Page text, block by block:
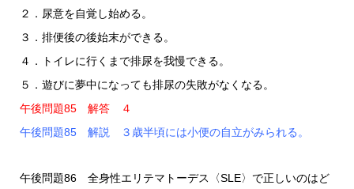
２．尿意を自覚し始める。
３．排便後の後始末ができる。
４．トイレに行くまで排尿を我慢できる。
５．遊びに夢中になっても排尿の失敗がなくなる。
午後問題85 解答 ４
午後問題85 解説 ３歳半頃には小便の自立がみられる。
午後問題86 全身性エリテマトーデス〈SLE〉で正しいのはど